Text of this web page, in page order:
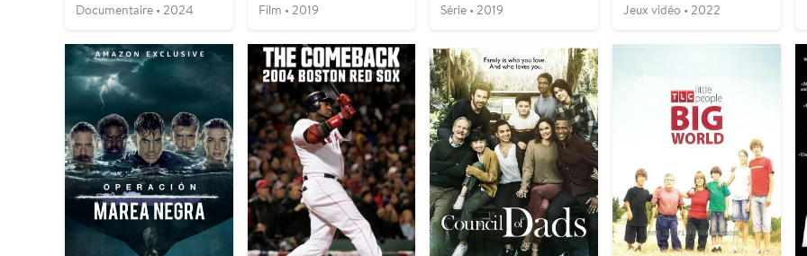
Documentaire • 2024 Film • 2019 Série • 2019 Jeux vidéo • 2022